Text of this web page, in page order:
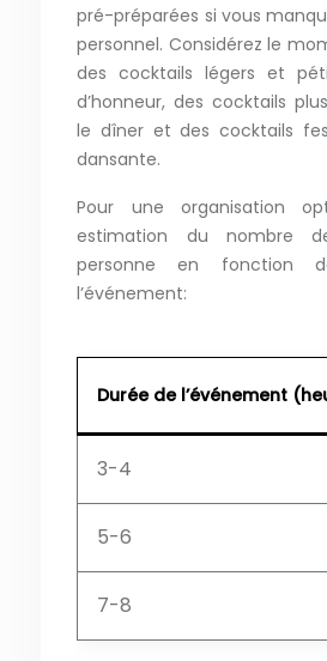
pré-préparées si vous
personnel. Considérez le
des cocktails légers et
d’honneur, des cocktails
le dîner et des cocktails
dansante.
Pour une organisation
estimation du nombre
personne en fonction
l’événement:
Durée de l’événement
3-4
5-6
7-8